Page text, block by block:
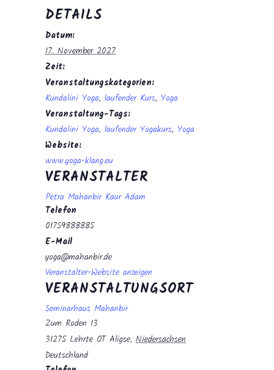
DETAILS
Datum:
17. November 2027
Zeit:
Veranstaltungskategorien:
Kundalini Yoga, laufender Kurs, Yoga
Veranstaltung-Tags:
Kundalini Yoga, laufender Yogakurs, Yoga
Website:
www.yoga-klang.eu
VERANSTALTUNGSORT
Seminarhaus Mahanbir
Zum Roden 13
31275 Lehrte OT Aligse, Niedersachsen
Deutschland
VERANSTALTER
Petra Mahanbir Kaur Adam
Telefon
01759888885
E-Mail
yoga@mahanbir.de
Veranstalter-Website anzeigen